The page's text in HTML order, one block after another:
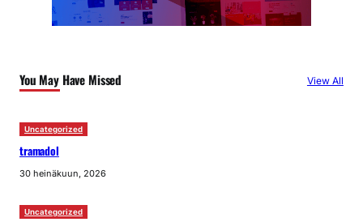
You May Have Missed View All
Uncategorized
tramadol
30 heinäkuun, 2026
Uncategorized